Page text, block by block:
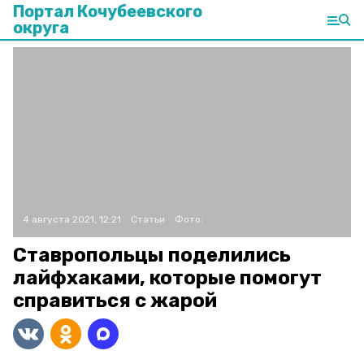
Портал Кочубеевского
округа
4 августа 2021, 12:21 Статьи Фото:
Ставропольцы поделились
лайфхаками, которые помогут
справиться с жарой